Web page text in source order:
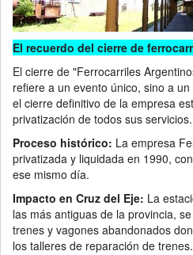
El recuerdo del cierre de
El cierre de "Ferrocarriles
refiere a un evento único, sino a
el cierre definitivo de la empresa
privatización de todos sus servicios.
Proceso histórico: La empresa
privatizada y liquidada en 1990,
ese mismo día.
Impacto en Cruz del Eje: La
las más antiguas de la provincia,
trenes y vagones abandonados
los talleres de reparación de trenes.